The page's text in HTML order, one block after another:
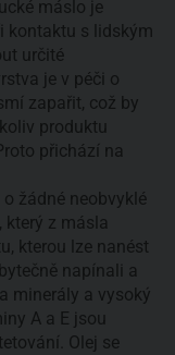
máslo je
kontaktu s lidským
určité
je v péči o
zapařit, což by
produktu
přichází na
žádné neobvyklé
který z másla
kterou lze nanést
napínali a
minerály a vysoký
A a E jsou
Olej se